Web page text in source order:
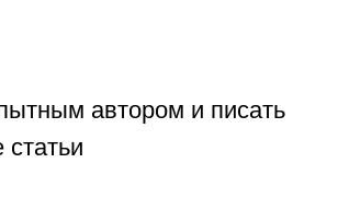
автором и писать